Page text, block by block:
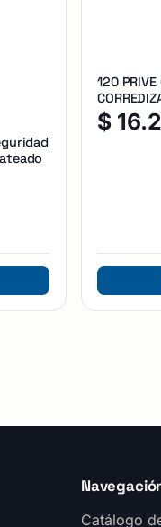
Plateado
120 PRIVE
$
Catálogo